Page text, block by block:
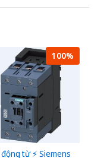
100%
từ ⚡️ Siemens